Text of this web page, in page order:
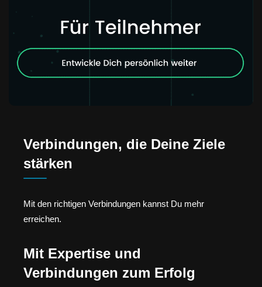
Verbindungen, die Deine Ziele
stärken
Mit den richtigen Verbindungen kannst Du mehr
erreichen.
Mit Expertise und
Verbindungen zum Erfolg